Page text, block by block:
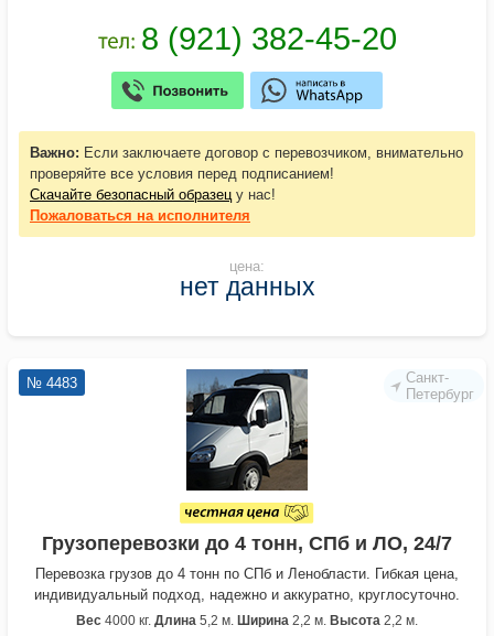
Важно: Если заключаете договор с перевозчиком, внимательно
проверяйте все условия перед подписанием!
Скачайте безопасный образецу нас!
Пожаловаться на исполнителя
цена:
нет данных
Санкт-
Петербург
№ 4483
Грузоперевозки до 4 тонн, СПб и ЛО, 24/7
Перевозка грузов до 4 тонн по СПб и Ленобласти. Гибкая цена,
индивидуальный подход, надежно и аккуратно, круглосуточно.
Вес 4000 кг. Длина 5,2 м. Ширина 2,2 м. Высота 2,2 м.